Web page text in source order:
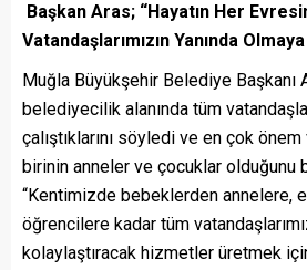
Başkan Aras; “Hayatın Her
Vatandaşlarımızın Yanında
Muğla Büyükşehir Belediye Başkanı
belediyecilik alanında tüm
çalıştıklarını söyledi ve en çok
birinin anneler ve çocuklar olduğunu
“Kentimizde bebeklerden annelere,
öğrencilere kadar tüm
kolaylaştıracak hizmetler üretmek